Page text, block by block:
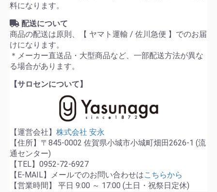
料になります。
配送について
商品の配送は原則、【 ヤマト運輸 / 佐川急便 】でのお届
けになります。
＊メーカー直送品・大型商品など、一部配送方法が異な
る場合があります。
【サロセンについて】
【運営会社】 株式会社 安永
【住所】〒845-0002 佐賀県小城市小城町畑田2626-1 (流
通センター)
【TEL】0952-72-6927
【E-MAIL】メールでのお問い合わせはこちらから
【営業時間】 平日 9:00 ～ 17:00 (土日・祝祭日定休)